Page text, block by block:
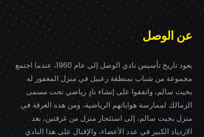
عن الوصل
يعود تاريخ تأسيس نادي الوصل إلى عام 1960، عندما اجتمع
مجموعة من شباب بمنطقة زعبيل في منزل المغفور له
بخيت سالم، واتفقوا على إنشاء نادٍ رياضي تحت مسمى
الزمالك لممارسة هواياتهم الرياضية، ومن هذه الغرفة في
منزل بخيت سالم، إلى استئجار منزل من غرفتين، بعد
الازدياد الكبير في عدد الأعضاء، والإقبال على هذا النادي